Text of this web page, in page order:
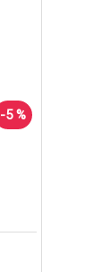
-5 %